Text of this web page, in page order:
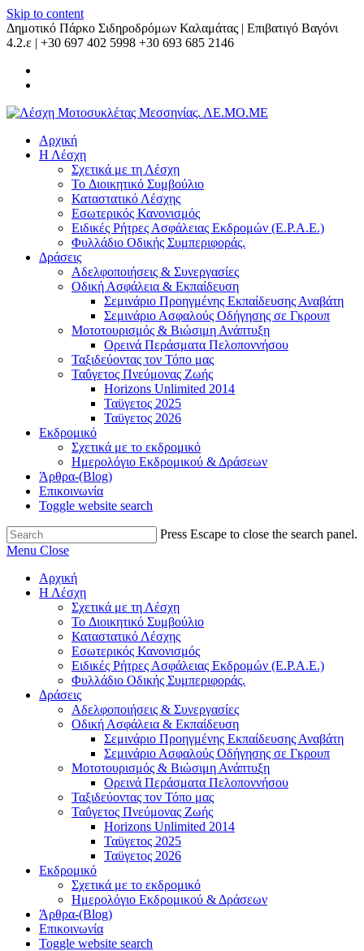
Skip to content
Δημοτικό Πάρκο Σιδηροδρόμων Καλαμάτας | Επιβατιγό Βαγόνι
4.2.ε | +30 697 402 5998 +30 693 685 2146
Αρχική
Η Λέσχη
Σχετικά με τη Λέσχη
Το Διοικητικό Συμβούλιο
Καταστατικό Λέσχης
Εσωτερικός Κανονισμός
Ειδικές Ρήτρες Ασφάλειας Εκδρομών (Ε.Ρ.Α.Ε.)
Φυλλάδιο Οδικής Συμπεριφοράς.
Δράσεις
Αδελφοποιήσεις & Συνεργασίες
Οδική Ασφάλεια & Εκπαίδευση
Σεμινάριο Προηγμένης Εκπαίδευσης Αναβάτη
Σεμινάριο Ασφαλούς Οδήγησης σε Γκρουπ
Μοτοτουρισμός & Βιώσιμη Ανάπτυξη
Ορεινά Περάσματα Πελοποννήσου
Ταξιδεύοντας τον Τόπο μας
Ταΰγετος Πνεύμονας Ζωής
Horizons Unlimited 2014
Ταϋγετος 2025
Ταϋγετος 2026
Εκδρομικό
Σχετικά με το εκδρομικό
Ημερολόγιο Εκδρομικού & Δράσεων
Άρθρα-(Blog)
Επικοινωνία
Toggle website search
Press Escape to close the search panel.
Menu Close
Αρχική
Η Λέσχη
Σχετικά με τη Λέσχη
Το Διοικητικό Συμβούλιο
Καταστατικό Λέσχης
Εσωτερικός Κανονισμός
Ειδικές Ρήτρες Ασφάλειας Εκδρομών (Ε.Ρ.Α.Ε.)
Φυλλάδιο Οδικής Συμπεριφοράς.
Δράσεις
Αδελφοποιήσεις & Συνεργασίες
Οδική Ασφάλεια & Εκπαίδευση
Σεμινάριο Προηγμένης Εκπαίδευσης Αναβάτη
Σεμινάριο Ασφαλούς Οδήγησης σε Γκρουπ
Μοτοτουρισμός & Βιώσιμη Ανάπτυξη
Ορεινά Περάσματα Πελοποννήσου
Ταξιδεύοντας τον Τόπο μας
Ταΰγετος Πνεύμονας Ζωής
Horizons Unlimited 2014
Ταϋγετος 2025
Ταϋγετος 2026
Εκδρομικό
Σχετικά με το εκδρομικό
Ημερολόγιο Εκδρομικού & Δράσεων
Άρθρα-(Blog)
Επικοινωνία
Toggle website search